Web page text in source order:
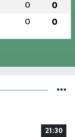
0 0
0 0
21:30